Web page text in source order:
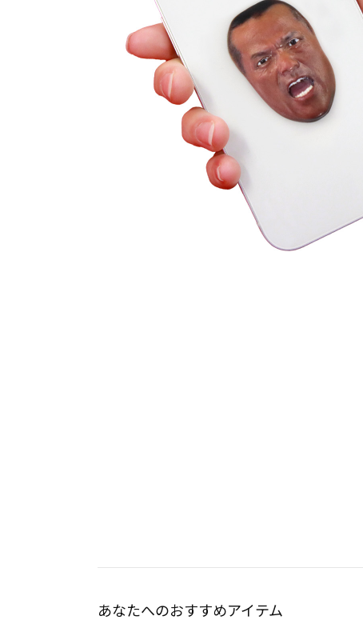
あなたへのおすすめアイテム